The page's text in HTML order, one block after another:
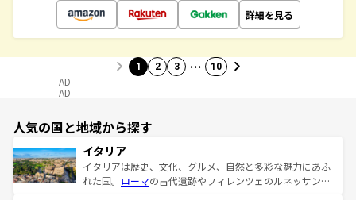
詳細を見る
1 2 3 … 10
AD
AD
人気の国と地域から探す
イタリア
イタリアは歴史、文化、グルメ、自然と多彩な魅力にあふ
れた国。 ローマの古代遺跡やフィレンツェのルネッサンス